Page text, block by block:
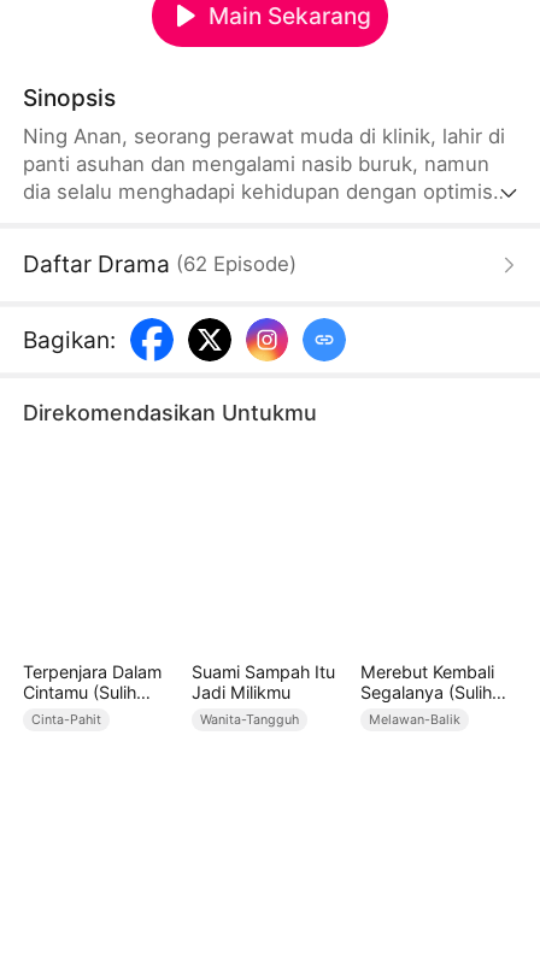
Main Sekarang
Sinopsis
Ning Anan, seorang perawat muda di klinik, lahir di
panti asuhan dan mengalami nasib buruk, namun
dia selalu menghadapi kehidupan dengan optimis
dunia dengan kebaikan terbesar. Namun orang
Fan Wujiu yang terbungkus mantel dingin. Fan
Wujiu yang lahir di daerah kumuh tumbuh di
Daftar Drama (62 Episode)
Bagikan:
Direkomendasikan Untukmu
Terpenjara Dalam
Cintamu (Sulih
Suara)
Cinta-Pahit
Suami Sampah Itu
Jadi Milikmu
Wanita-Tangguh
Merebut Kembali
Segalanya (Sulih
Suara)
Melawan-Balik